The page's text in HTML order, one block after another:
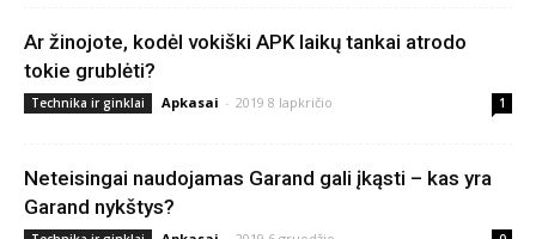
Ar žinojote, kodėl vokiški APK laikų tankai atrodo
tokie grublėti?
Technika ir ginklai Apkasai - 2019 8 lapkričio 1
Neteisingai naudojamas Garand gali įkąsti – kas yra
Garand nykštys?